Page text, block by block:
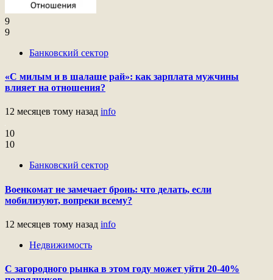
9
9
Банковский сектор
«С милым и в шалаше рай»: как зарплата мужчины
влияет на отношения?
12 месяцев тому назад info
10
10
Банковский сектор
Военкомат не замечает бронь: что делать, если
мобилизуют, вопреки всему?
12 месяцев тому назад info
Недвижимость
С загородного рынка в этом году может уйти 20-40%